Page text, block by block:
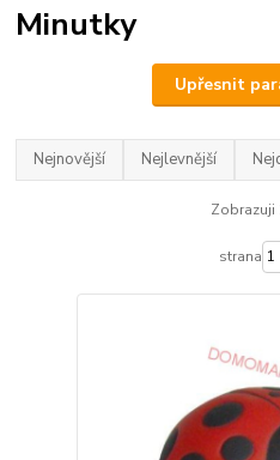
Minutky
Upřesnit
Nejnovější Nejlevnější
Zobrazuji
strana